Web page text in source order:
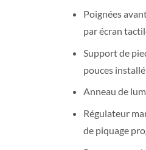
Poignées
par écran
Support de
pouces
Anneau de
Régulateur
de piquage